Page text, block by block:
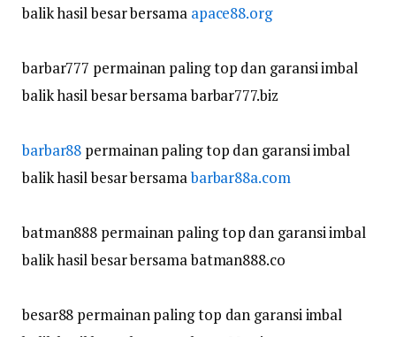
balik hasil besar bersama apace88.org
barbar777 permainan paling top dan garansi imbal
balik hasil besar bersama barbar777.biz
barbar88 permainan paling top dan garansi imbal
balik hasil besar bersamabarbar88a.com
batman888 permainan paling top dan garansi imbal
balik hasil besar bersama batman888.co
besar88 permainan paling top dan garansi imbal